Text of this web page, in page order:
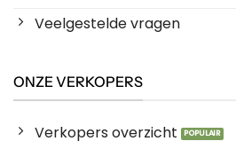
Veelgestelde vragen
ONZE VERKOPERS
Verkopers overzicht